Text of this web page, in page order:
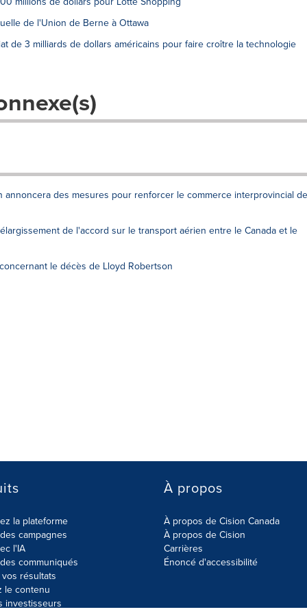
de l'Union de Berne à Ottawa
de 3 milliards de dollars américains pour faire croître la technologie
annoncera des mesures pour renforcer le commerce interprovincial de
de l'accord sur le transport aérien entre le Canada et le
le décès de Lloyd Robertson
la plateforme
campagnes
l'IA
communiqués
résultats
le contenu
investisseurs
À propos
À propos de Cision Canada
À propos de Cision
Carrières
Énoncé d'accessibilité